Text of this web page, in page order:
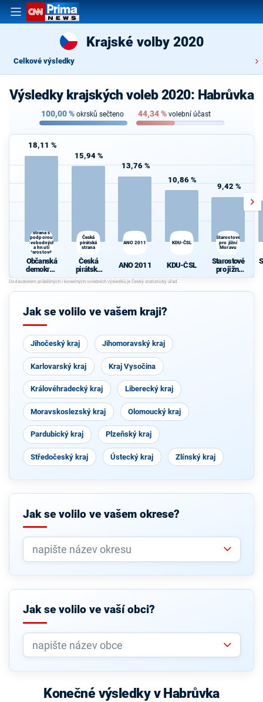
Krajské volby 2020
Celkové výsledky
Výsledky krajských voleb 2020: Habrůvka
100,00% okrsků sečteno 44,34% volební účast
18,11 %
strana s
podporou
Svobodných
a hnutí
Starostové a
osobnosti
pro Moravu
Občanská
demokrati
cká strana
s podporou
Svobodný
Starostové
osobnosti
pro
Moravu
15,94 %
Česká
pirátská
strana
Česká
pirátská
strana
13,76 %
ANO 2011
ANO 2011
10,86 %
KDU-ČSL
KDU-ČSL
9,42 %
Starostové
pro jižní
Moravu
Starostové
pro jižní
Moravu
Jak se volilo ve vašem kraji?
Jihočeský kraj Jihomoravský kraj
Karlovarský kraj Kraj Vysočina
Královéhradecký kraj Liberecký kraj
Moravskoslezský kraj Olomoucký kraj
Pardubický kraj Plzeňský kraj
Středočeský kraj Ústecký kraj Zlínský kraj
Jak se volilo ve vašem okrese?
Jak se volilo ve vaší obci?
Konečné výsledky v Habrůvka